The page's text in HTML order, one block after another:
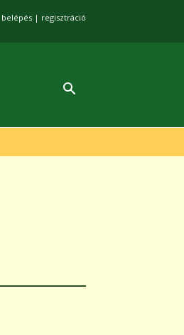
belépés | regisztráció